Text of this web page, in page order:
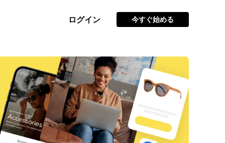
ログイン 今すぐ始める